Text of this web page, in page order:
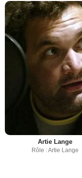
Artie Lange
Rôle : Artie Lange